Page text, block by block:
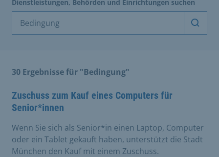
Dienstleistungen, Behörden und Einrichtungen suchen
30 Ergebnisse für "Bedingung"
Zuschuss zum Kauf eines Computers für
Senior*innen
Wenn Sie sich als Senior*in einen Laptop, Computer
oder ein Tablet gekauft haben, unterstützt die Stadt
München den Kauf mit einem Zuschuss.